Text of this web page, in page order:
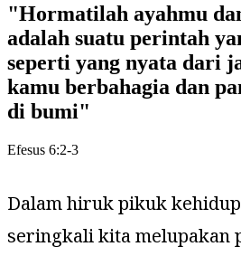
"Hormatilah ayahmu
adalah suatu perintah
seperti yang nyata dari
kamu berbahagia dan
di bumi"
Efesus 6:2-3
Dalam hiruk pikuk
seringkali kita melupakan